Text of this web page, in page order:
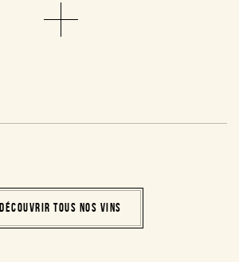
DÉCOUVRIR TOUS NOS VINS